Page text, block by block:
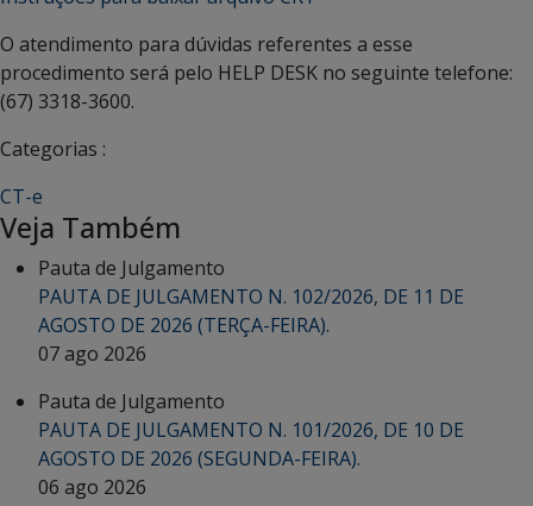
O atendimento para dúvidas referentes a esse
procedimento será pelo HELP DESK no seguinte telefone:
(67) 3318-3600.
Categorias :
CT-e
Veja Também
Pauta de Julgamento
PAUTA DE JULGAMENTO N. 102/2026, DE 11 DE
AGOSTO DE 2026 (TERÇA-FEIRA).
07 ago 2026
Pauta de Julgamento
PAUTA DE JULGAMENTO N. 101/2026, DE 10 DE
AGOSTO DE 2026 (SEGUNDA-FEIRA).
06 ago 2026